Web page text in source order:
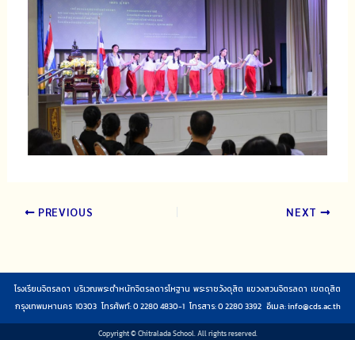
PREVIOUS NEXT
โรงเรียนจิตรลดา บริเวณพระตำหนักจิตรลดารโหฐาน พระราชวังดุสิต แขวงสวนจิตรลดา เขตดุสิต
กรุงเทพมหานคร 10303 โทรศัพท์: 0 2280 4830-1 โทรสาร: 0 2280 3392 อีเมล:info@cds.ac.th
Copyright © Chitralada School. All rights reserved.